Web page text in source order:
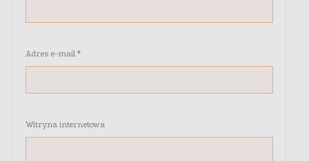
Adres e-mail *
Witryna internetowa